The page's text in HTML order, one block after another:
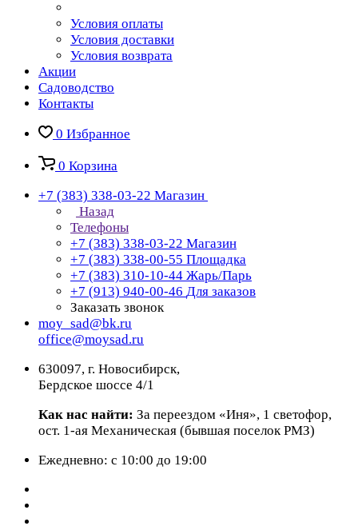
Условия оплаты
Условия доставки
Условия возврата
Акции
Садоводство
Контакты
0 Избранное
0 Корзина
+7 (383) 338-03-22 Магазин
Назад
Телефоны
+7 (383) 338-03-22 Магазин
+7 (383) 338-00-55 Площадка
+7 (383) 310-10-44 Жарь/Парь
+7 (913) 940-00-46 Для заказов
Заказать звонок
moy_sad@bk.ru
office@moysad.ru
630097, г. Новосибирск,
Бердское шоссе 4/1
Как нас найти: За переездом «Иня», 1 светофор,
ост. 1-ая Механическая (бывшая поселок РМЗ)
Ежедневно: с 10:00 до 19:00